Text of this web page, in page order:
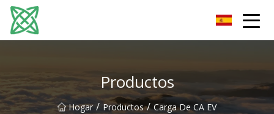
Productos
Hogar / Productos / Carga De CA EV